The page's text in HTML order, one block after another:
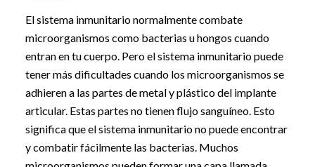
El sistema inmunitario normalmente combate
microorganismos como bacterias u hongos cuando
entran en tu cuerpo. Pero el sistema inmunitario puede
tener más dificultades cuando los microorganismos se
adhieren a las partes de metal y plástico del implante
articular. Estas partes no tienen flujo sanguíneo. Esto
significa que el sistema inmunitario no puede encontrar
y combatir fácilmente las bacterias. Muchos